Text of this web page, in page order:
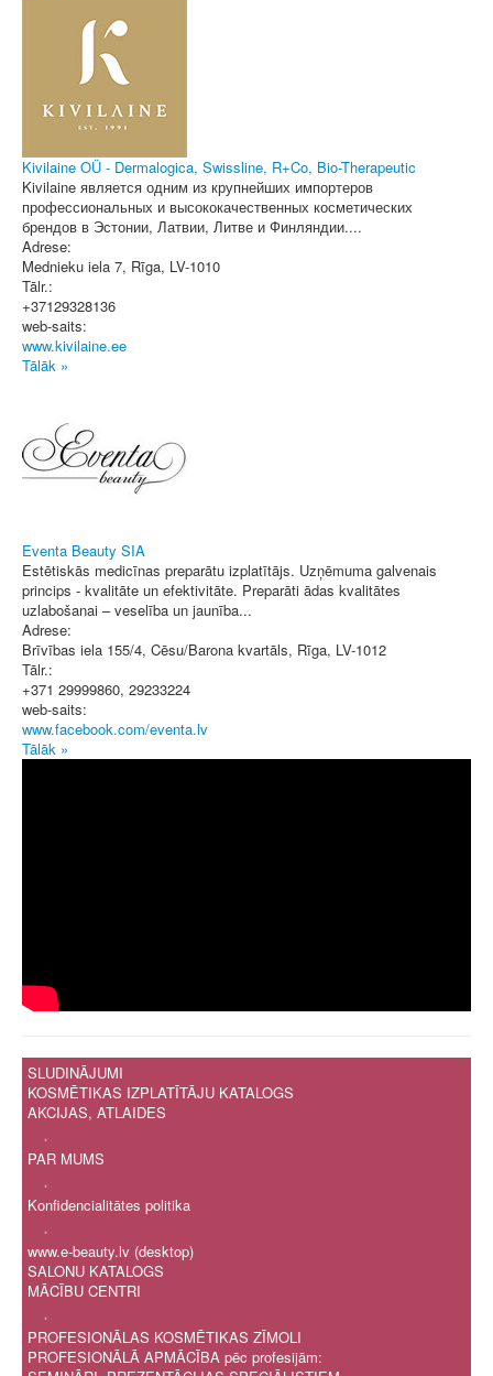
Kivilaine OÜ - Dermalogica, Swissline, R+Co, Bio-Therapeutic
Kivilaine является одним из крупнейших импортеров
профессиональных и высококачественных косметических
брендов в Эстонии, Латвии, Литве и Финляндии....
Adrese:
Mednieku iela 7, Rīga, LV-1010
Tālr.:
+37129328136
web-saits:
www.kivilaine.ee
Tālāk »
Eventa Beauty SIA
Estētiskās medicīnas preparātu izplatītājs. Uzņēmuma galvenais
princips - kvalitāte un efektivitāte. Preparāti ādas kvalitātes
uzlabošanai – veselība un jaunība...
Adrese:
Brīvības iela 155/4, Cēsu/Barona kvartāls, Rīga, LV-1012
Tālr.:
+371 29999860, 29233224
web-saits:
www.facebook.com/eventa.lv
Tālāk »
SLUDINĀJUMI
KOSMĒTIKAS IZPLATĪTĀJU KATALOGS
AKCIJAS, ATLAIDES
.
PAR MUMS
.
Konfidencialitātes politika
.
www.e-beauty.lv (desktop)
SALONU KATALOGS
MĀCĪBU CENTRI
.
PROFESIONĀLAS KOSMĒTIKAS ZĪMOLI
PROFESIONĀLĀ APMĀCĪBA pēc profesijām: